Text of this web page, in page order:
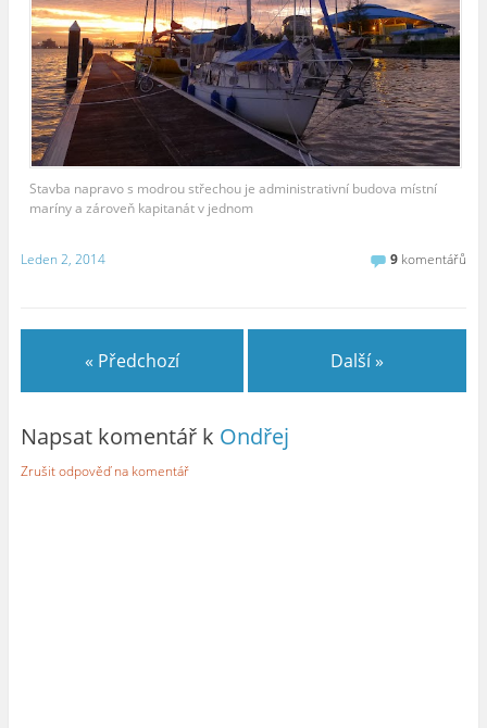
Stavba napravo s modrou střechou je administrativní budova místní
maríny a zároveň kapitanát v jednom
Leden 2, 2014 9 komentářů
« Předchozí Další »
Napsat komentář k Ondřej
Zrušit odpověď na komentář